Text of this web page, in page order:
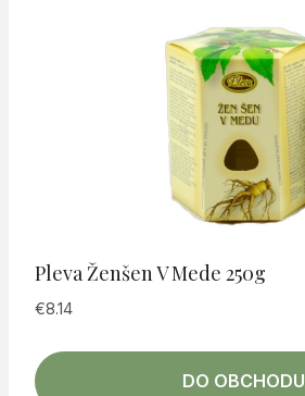
Pleva Ženšen V Mede 250g
€8.14
DO OBCHODU